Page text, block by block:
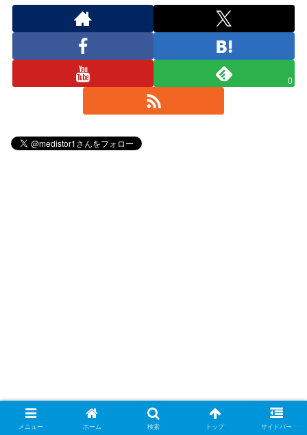
0
メニュー ホーム 検索 トップ サイドバー